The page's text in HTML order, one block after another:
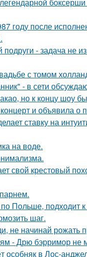
году после
- задача не
с томом
- в сети
но к концу шоу
и объявила о
ставку на
на воде.
свой крестовый
Польше,
шаг.
не начинай рожать
- Дрю бэрримор не
в Лос-